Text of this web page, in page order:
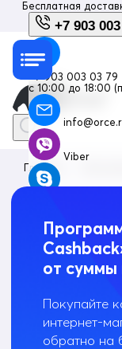
Бесплатная
+7 903
+7 903 003 03 79
с 10:00 до 18:00
Viber
Skype
Whatsapp
Главная
от суммы
Покупайте
интернет-
обратно на